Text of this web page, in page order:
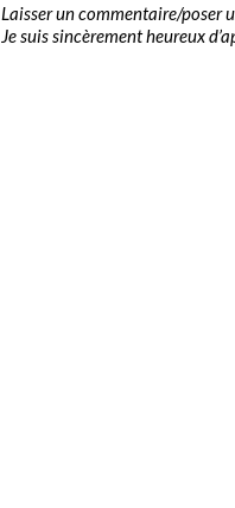
Laisser un commentaire/poser
Je suis sincèrement heureux